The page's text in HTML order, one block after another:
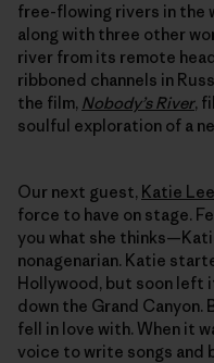
free-flowing rivers in the
along with three other
river from its remote
ribboned channels in
the film, Nobody’s River,
soulful exploration of a
Our next guest, Katie Lee
force to have on stage.
you what she
nonagenarian. Katie
Hollywood, but soon
down the Grand Canyon.
fell in love with. When it
voice to write songs and